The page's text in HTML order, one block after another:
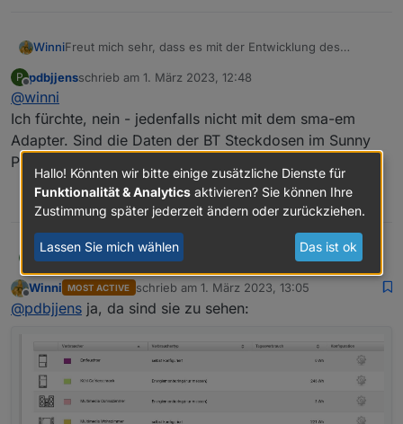
es werden in der Systemübersicht des WRs
und im Sunnyportal keine zählerwerte mehr
angezeigt.
WinniFreut mich sehr, dass es mit der Entwicklung des
Nur mal eine Frage, die Bluetooth Zwischenstecker die
kann man wohl nicht irgendwie auslesen?
P
Offline
pdbjjensschrieb am 1. März 2023, 12:48
zuletzt editiert von
@winni
Ich fürchte, nein - jedenfalls nicht mit dem sma-em
Adapter. Sind die Daten der BT Steckdosen im Sunny
Portal zu finden?
0
pdbjjens @
winni
Ich fürchte, nein - jedenfalls nicht mit dem sma-em
Adapter. Sind die Daten der BT Steckdosen im Sunny
Portal zu finden?
Offline
Winni MOST ACTIVE schrieb am 1. März 2023, 13:05
zuletzt editiert von
@pdbjjens ja, da sind sie zu sehen:
Hallo! Könnten wir bitte einige zusätzliche Dienste für
Funktionalität & Analytics aktivieren? Sie können Ihre
Zustimmung später jederzeit ändern oder zurückziehen.
Lassen Sie mich wählen Das ist ok